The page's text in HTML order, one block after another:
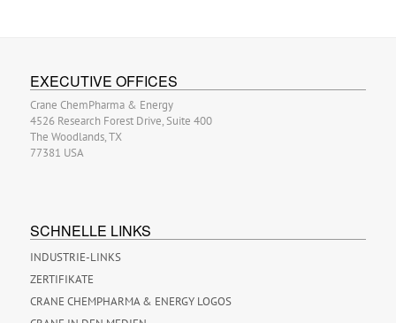
EXECUTIVE OFFICES
Crane ChemPharma & Energy
4526 Research Forest Drive, Suite 400
The Woodlands, TX
77381 USA
SCHNELLE LINKS
INDUSTRIE-LINKS
ZERTIFIKATE
CRANE CHEMPHARMA & ENERGY LOGOS